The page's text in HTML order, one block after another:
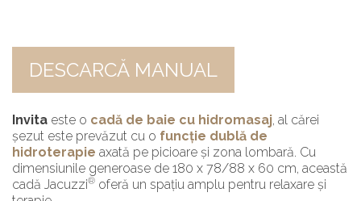
DESCARCĂ MANUAL
Invita este o cadă de baie cu hidromasaj , al cărei
șezut este prevăzut cu o funcție dublă de
hidroterapie axată pe picioare și zona lombară. Cu
dimensiunile generoase de 180 x 78/88 x 60 cm, această
cadă Jacuzzi® oferă un spațiu amplu pentru relaxare și